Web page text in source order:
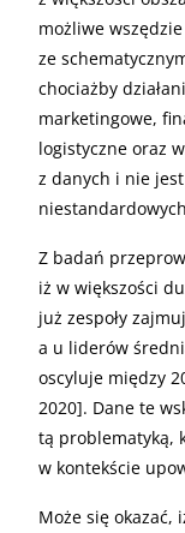
możliwe
ze
chociażby
marketingowe,
logistyczne oraz
z danych i nie
Z badań
iż w większości
już zespoły
a u liderów
oscyluje między
2020]. Dane te
tą problematyką,
w kontekście
Może się okazać,